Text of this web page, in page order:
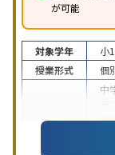
が可能
対象学年 小
授業形式
個
中
(旧